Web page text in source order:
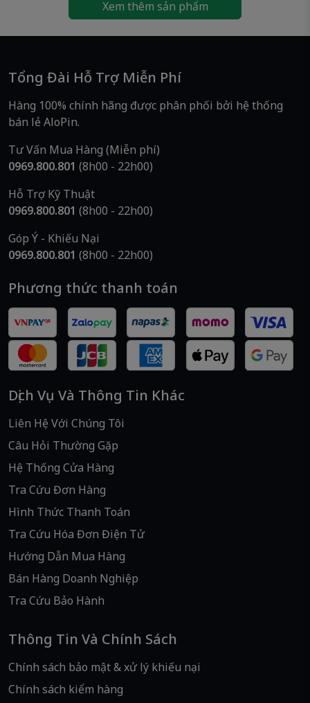
– Chuyên cung cấp pin chính hãng, giá tốt
📍Địa chỉ:223/2 Bình Trị Đông, Phường Bình Trị Đông,
Bình Tân)
Hotline/Zalo:
0969 800 801
🌐Website: www.alopin.vn
🚚 Giao nhanh – Hàng mới 100%
👉 Pin GP Supercell AAA 1.5V
mua ngay tạiAloPin để nhận hàng chính hãng,
giao nhanh và giá tốt!
Xem thêm sản phẩm
Tổng Đài Hỗ Trợ Miễn Phí
Hàng 100% chính hãng được phân phối bởi hệ thống
bán lẻ AloPin.
Tư Vấn Mua Hàng (Miễn phí)
0969.800.801 (8h00 - 22h00)
Hỗ Trợ Kỹ Thuật
0969.800.801 (8h00 - 22h00)
Góp Ý - Khiếu Nại
0969.800.801 (8h00 - 22h00)
Phương thức thanh toán
Dịch Vụ Và Thông Tin Khác
Liên Hệ Với Chúng Tôi
Câu Hỏi Thường Gặp
Hệ Thống Cửa Hàng
Tra Cứu Đơn Hàng
Hình Thức Thanh Toán
Tra Cứu Hóa Đơn Điện Tử
Hướng Dẫn Mua Hàng
Bán Hàng Doanh Nghiệp
Tra Cứu Bảo Hành
Thông Tin Và Chính Sách
Chính sách bảo mật & xử lý khiếu nại
Chính sách kiểm hàng